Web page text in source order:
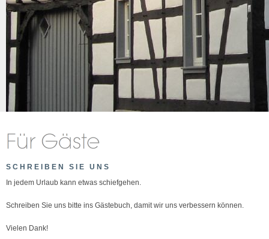
SCHREIBEN SIE UNS
In jedem Urlaub kann etwas schiefgehen.
Schreiben Sie uns bitte ins Gästebuch, damit wir uns verbessern können.
Vielen Dank!